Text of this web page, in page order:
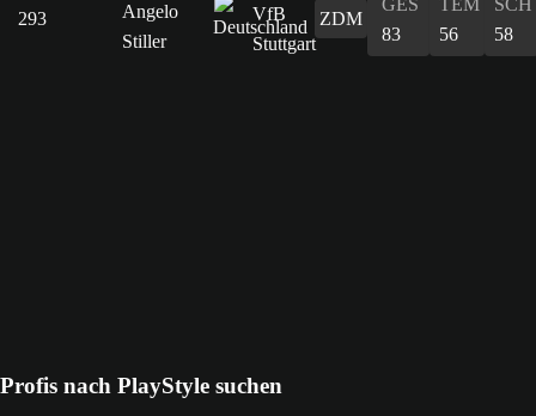
293
Angelo
Stiller
ZDM
83
56
58
Profis nach PlayStyle suchen